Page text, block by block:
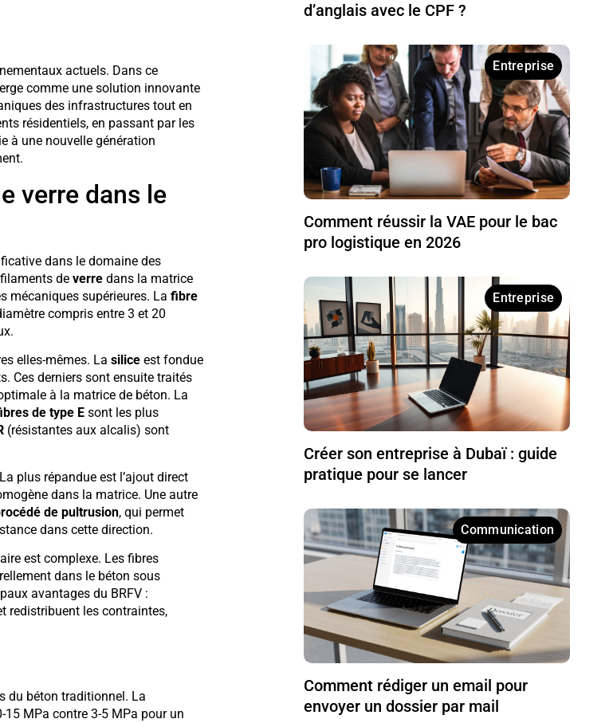
actuels. Dans ce
comme une solution innovante
des infrastructures tout en
résidentiels, en passant par les
à une nouvelle génération
verre dans le
dans le domaine des
de verredans la matrice
mécaniques supérieures. La fibre
compris entre 3 et 20
elles-mêmes. La siliceest fondue
Ces derniers sont ensuite traités
à la matrice de béton. La
de type Esont les plus
(résistantes aux alcalis) sont
plus répandue est l’ajout direct
dans la matrice. Une autre
de pultrusion, qui permet
dans cette direction.
est complexe. Les fibres
dans le béton sous
avantages du BRFV :
redistribuent les contraintes,
du béton traditionnel. La
MPa contre 3-5 MPa pour un
d’anglais avec le CPF ?
Entreprise
Comment réussir la VAE pour le bac
pro logistique en 2026
Entreprise
Créer son entreprise à Dubaï : guide
pratique pour se lancer
Communication
Comment rédiger un email pour
envoyer un dossier par mail